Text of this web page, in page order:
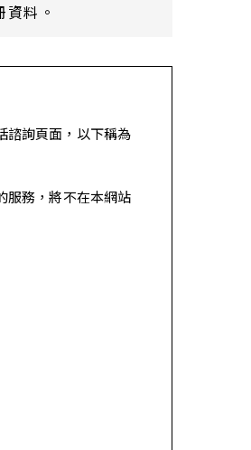
料。
諮詢頁面，以下稱為
服務，將不在本網站